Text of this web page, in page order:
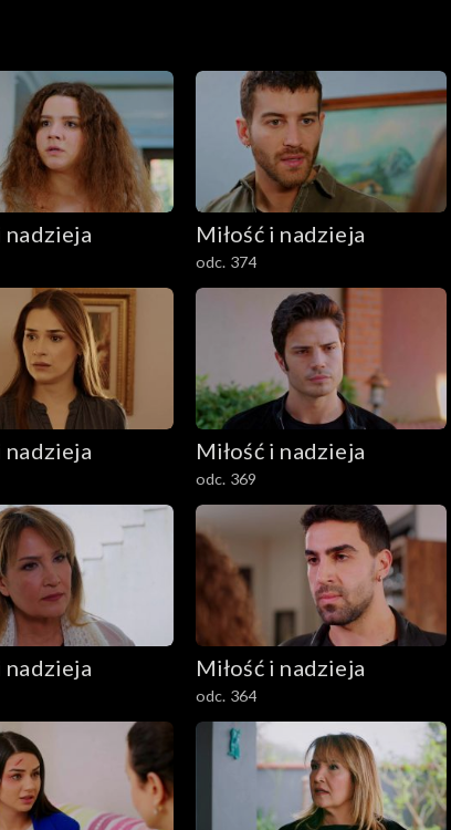
nadzieja Miłość i nadzieja
odc. 374
nadzieja Miłość i nadzieja
odc. 369
nadzieja Miłość i nadzieja
odc. 364